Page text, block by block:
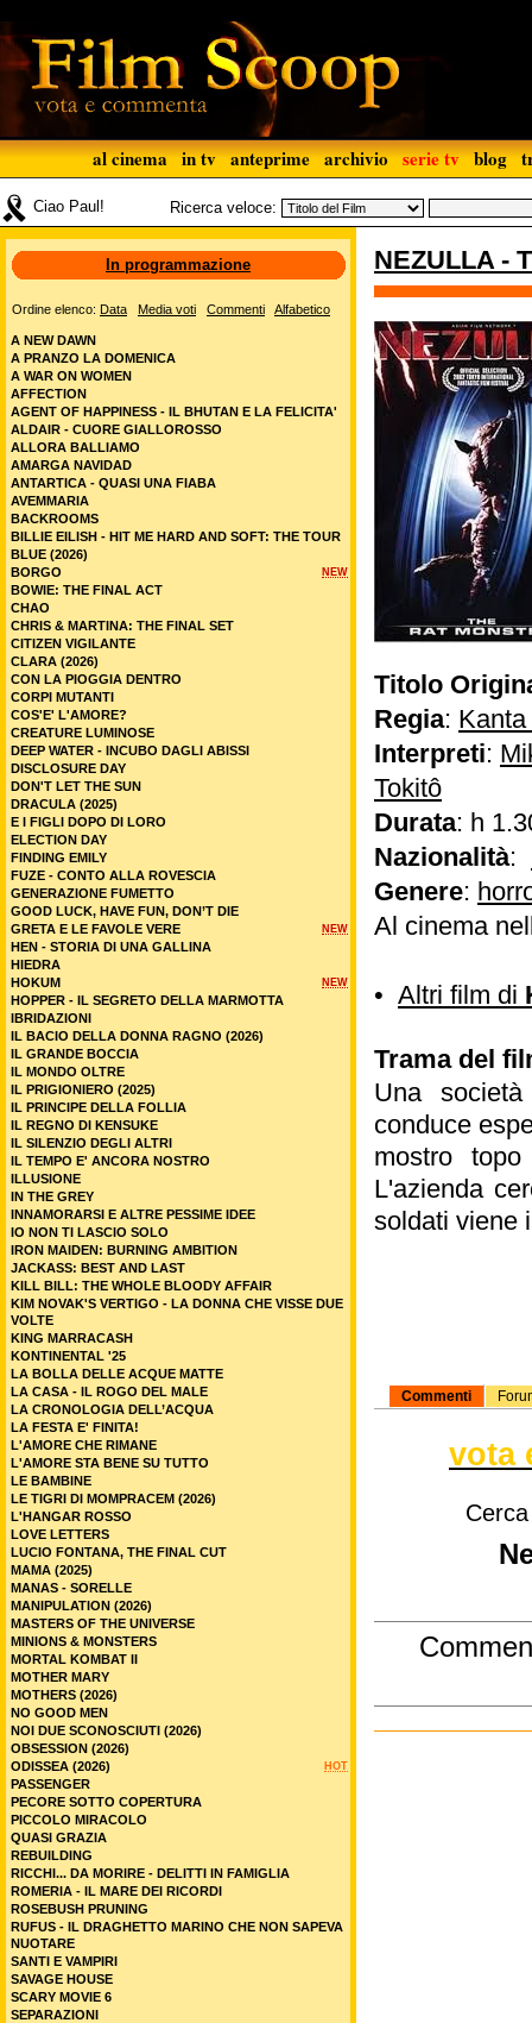
al cinema in tv anteprime archivio serie tv blog
Ciao Paul! Ricerca veloce:
NEZULLA -
Titolo
Regia: Kanta
Interpreti:
Tokitô
Durata: h
Nazionalità:
Genere:
Al cinema
• Altri film di
Trama del
Una
conduce
mostro
L'azienda
soldati viene
Commenti
vota
In programmazione
Ordine elenco: Data Media voti Commenti Alfabetico
A NEW DAWN
A PRANZO LA DOMENICA
A WAR ON WOMEN
AFFECTION
AGENT OF HAPPINESS - IL BHUTAN E LA FELICITA'
ALDAIR - CUORE GIALLOROSSO
ALLORA BALLIAMO
AMARGA NAVIDAD
ANTARTICA - QUASI UNA FIABA
AVEMMARIA
BACKROOMS
BILLIE EILISH - HIT ME HARD AND SOFT: THE TOUR
BLUE (2026)
NEW
BORGO
BOWIE: THE FINAL ACT
CHAO
CHRIS & MARTINA: THE FINAL SET
CITIZEN VIGILANTE
CLARA (2026)
CON LA PIOGGIA DENTRO
CORPI MUTANTI
COS'E' L'AMORE?
CREATURE LUMINOSE
DEEP WATER - INCUBO DAGLI ABISSI
DISCLOSURE DAY
DON'T LET THE SUN
DRACULA (2025)
E I FIGLI DOPO DI LORO
ELECTION DAY
FINDING EMILY
FUZE - CONTO ALLA ROVESCIA
GENERAZIONE FUMETTO
GOOD LUCK, HAVE FUN, DON’T DIE
NEW
GRETA E LE FAVOLE VERE
HEN - STORIA DI UNA GALLINA
HIEDRA
NEW
HOKUM
HOPPER - IL SEGRETO DELLA MARMOTTA
IBRIDAZIONI
IL BACIO DELLA DONNA RAGNO (2026)
IL GRANDE BOCCIA
IL MONDO OLTRE
IL PRIGIONIERO (2025)
IL PRINCIPE DELLA FOLLIA
IL REGNO DI KENSUKE
IL SILENZIO DEGLI ALTRI
IL TEMPO E' ANCORA NOSTRO
ILLUSIONE
IN THE GREY
INNAMORARSI E ALTRE PESSIME IDEE
IO NON TI LASCIO SOLO
IRON MAIDEN: BURNING AMBITION
JACKASS: BEST AND LAST
KILL BILL: THE WHOLE BLOODY AFFAIR
KIM NOVAK'S VERTIGO - LA DONNA CHE VISSE DUE
VOLTE
KING MARRACASH
KONTINENTAL '25
LA BOLLA DELLE ACQUE MATTE
LA CASA - IL ROGO DEL MALE
LA CRONOLOGIA DELL’ACQUA
LA FESTA E' FINITA!
L'AMORE CHE RIMANE
L'AMORE STA BENE SU TUTTO
LE BAMBINE
LE TIGRI DI MOMPRACEM (2026)
L'HANGAR ROSSO
LOVE LETTERS
LUCIO FONTANA, THE FINAL CUT
MAMA (2025)
MANAS - SORELLE
MANIPULATION (2026)
MASTERS OF THE UNIVERSE
MINIONS & MONSTERS
MORTAL KOMBAT II
MOTHER MARY
MOTHERS (2026)
NO GOOD MEN
NOI DUE SCONOSCIUTI (2026)
OBSESSION (2026)
HOT
ODISSEA (2026)
PASSENGER
PECORE SOTTO COPERTURA
PICCOLO MIRACOLO
QUASI GRAZIA
REBUILDING
RICCHI... DA MORIRE - DELITTI IN FAMIGLIA
ROMERIA - IL MARE DEI RICORDI
ROSEBUSH PRUNING
RUFUS - IL DRAGHETTO MARINO CHE NON SAPEVA
NUOTARE
SANTI E VAMPIRI
SAVAGE HOUSE
SCARY MOVIE 6
SEPARAZIONI